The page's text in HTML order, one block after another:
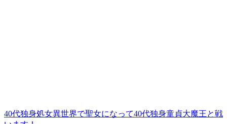
40代独身処女異世界で聖女になって40代独身童貞大魔王と戦